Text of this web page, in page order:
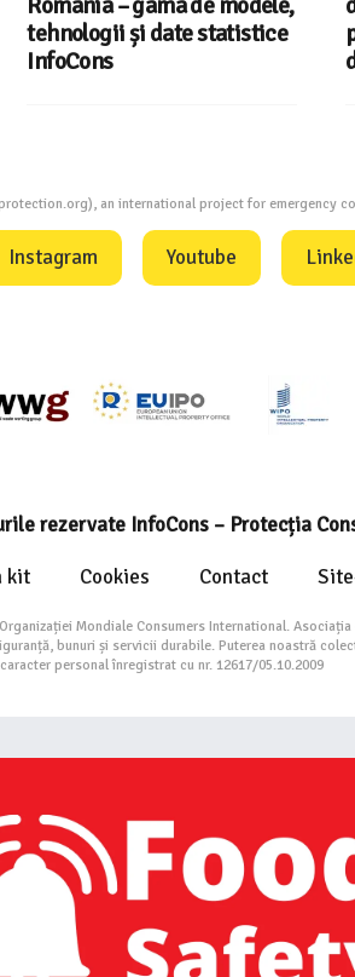
România – gama de modele,
tehnologii și date statistice
InfoCons
an international project for emergency
Instagram Youtube
rezervate InfoCons – Protecția
kit Cookies Contact
Mondiale Consumers International.
bunuri și servicii durabile. Puterea noastră
caracter personal înregistrat cu nr. 12617/05.10.2009